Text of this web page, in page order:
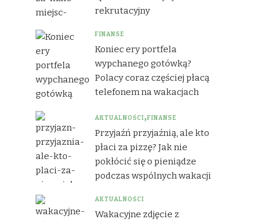
rekrutacyjny
FINANSE
Koniec ery portfela
wypchanego gotówką?
Polacy coraz częściej płacą
telefonem na wakacjach
AKTUALNOŚCI FINANSE
Przyjaźń przyjaźnią, ale kto
płaci za pizzę? Jak nie
pokłócić się o pieniądze
podczas wspólnych wakacji
AKTUALNOŚCI
Wakacyjne zdjęcie z